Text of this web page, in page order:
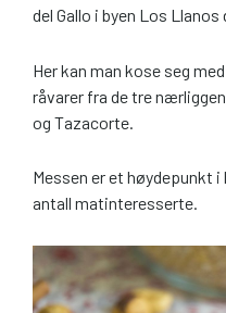
del Gallo i byen Los Llanos
Her kan man kose seg
råvarer fra de tre
og Tazacorte.
Messen er et høydepunkt
antall matinteresserte.